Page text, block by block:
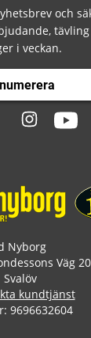
och
i veckan.
Nyborg
Väg
Svalöv
kundtjänst
9696632604